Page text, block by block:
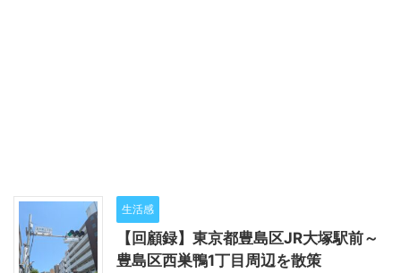
生活感
【回顧録】東京都豊島区JR大塚駅前～
豊島区西巣鴨1丁目周辺を散策